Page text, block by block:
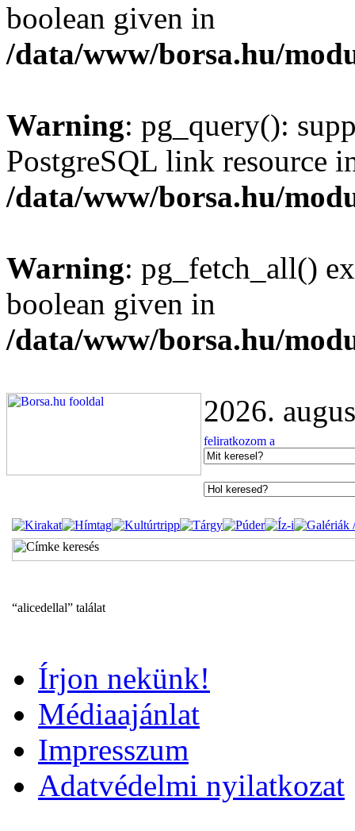
boolean given in
/data/www/borsa.hu/
Warning: pg_query():
PostgreSQL link resource
/data/www/borsa.hu/
Warning: pg_fetch_all()
boolean given in
/data/www/borsa.hu/
2026.
“alicedellal” találat
Írjon nekünk!
Médiaajánlat
Impresszum
Adatvédelmi nyilatkozat